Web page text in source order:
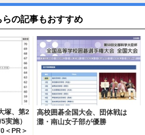
らの記事もおすすめ
塚、第2
実施）
＜PR＞
高校囲碁全国大会、団体戦は
灘・南山女子部が優勝